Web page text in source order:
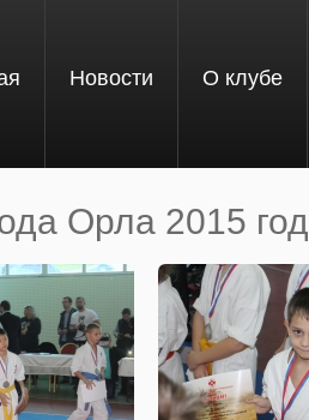
Новости О клубе
Орла 2015 год